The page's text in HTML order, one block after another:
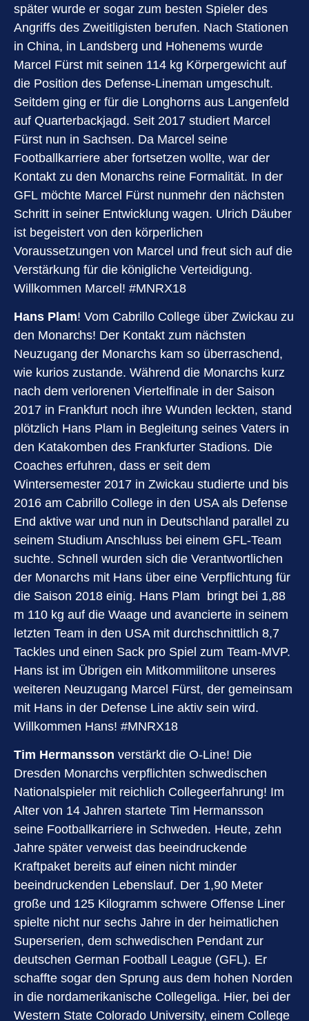
später wurde er sogar zum besten Spieler des
Angriffs des Zweitligisten berufen. Nach Stationen
in China, in Landsberg und Hohenems wurde
Marcel Fürst mit seinen 114 kg Körpergewicht auf
die Position des Defense-Lineman umgeschult.
Seitdem ging er für die Longhorns aus Langenfeld
auf Quarterbackjagd. Seit 2017 studiert Marcel
Fürst nun in Sachsen. Da Marcel seine
Footballkarriere aber fortsetzen wollte, war der
Kontakt zu den Monarchs reine Formalität. In der
GFL möchte Marcel Fürst nunmehr den nächsten
Schritt in seiner Entwicklung wagen. Ulrich Däuber
ist begeistert von den körperlichen
Voraussetzungen von Marcel und freut sich auf die
Verstärkung für die königliche Verteidigung.
Willkommen Marcel! #MNRX18
Hans Plam! Vom Cabrillo College über Zwickau zu
den Monarchs! Der Kontakt zum nächsten
Neuzugang der Monarchs kam so überraschend,
wie kurios zustande. Während die Monarchs kurz
nach dem verlorenen Viertelfinale in der Saison
2017 in Frankfurt noch ihre Wunden leckten, stand
plötzlich Hans Plam in Begleitung seines Vaters in
den Katakomben des Frankfurter Stadions. Die
Coaches erfuhren, dass er seit dem
Wintersemester 2017 in Zwickau studierte und bis
2016 am Cabrillo College in den USA als Defense
End aktive war und nun in Deutschland parallel zu
seinem Studium Anschluss bei einem GFL-Team
suchte. Schnell wurden sich die Verantwortlichen
der Monarchs mit Hans über eine Verpflichtung für
die Saison 2018 einig. Hans Plam bringt bei 1,88
m 110 kg auf die Waage und avancierte in seinem
letzten Team in den USA mit durchschnittlich 8,7
Tackles und einen Sack pro Spiel zum Team-MVP.
Hans ist im Übrigen ein Mitkommilitone unseres
weiteren Neuzugang Marcel Fürst, der gemeinsam
mit Hans in der Defense Line aktiv sein wird.
Willkommen Hans! #MNRX18
Tim Hermansson verstärkt die O-Line! Die
Dresden Monarchs verpflichten schwedischen
Nationalspieler mit reichlich Collegeerfahrung! Im
Alter von 14 Jahren startete Tim Hermansson
seine Footballkarriere in Schweden. Heute, zehn
Jahre später verweist das beeindruckende
Kraftpaket bereits auf einen nicht minder
beeindruckenden Lebenslauf. Der 1,90 Meter
große und 125 Kilogramm schwere Offense Liner
spielte nicht nur sechs Jahre in der heimatlichen
Superserien, dem schwedischen Pendant zur
deutschen German Football League (GFL). Er
schaffte sogar den Sprung aus dem hohen Norden
in die nordamerikanische Collegeliga. Hier, bei der
Western State Colorado University, einem College